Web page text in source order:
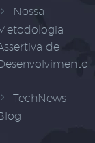
Nossa
de
TechNews